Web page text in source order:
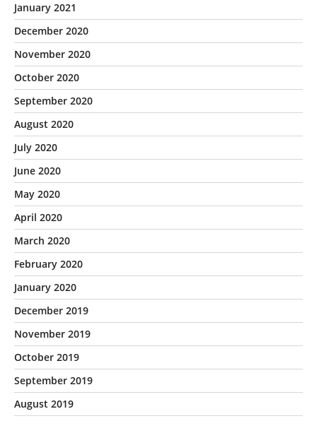
January 2021
December 2020
November 2020
October 2020
September 2020
August 2020
July 2020
June 2020
May 2020
April 2020
March 2020
February 2020
January 2020
December 2019
November 2019
October 2019
September 2019
August 2019